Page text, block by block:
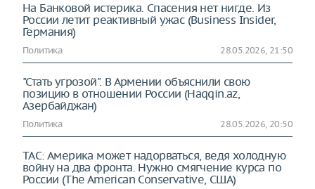
На Банковой истерика. Спасения нет нигде. Из
России летит реактивный ужас (Business Insider,
Германия)
Политика 28.05.2026, 21:50
"Стать угрозой". В Армении объяснили свою
позицию в отношении России (Haqqin.az,
Азербайджан)
Политика 28.05.2026, 20:50
TAC: Америка может надорваться, ведя холодную
войну на два фронта. Нужно смягчение курса по
России (The American Conservative, США)